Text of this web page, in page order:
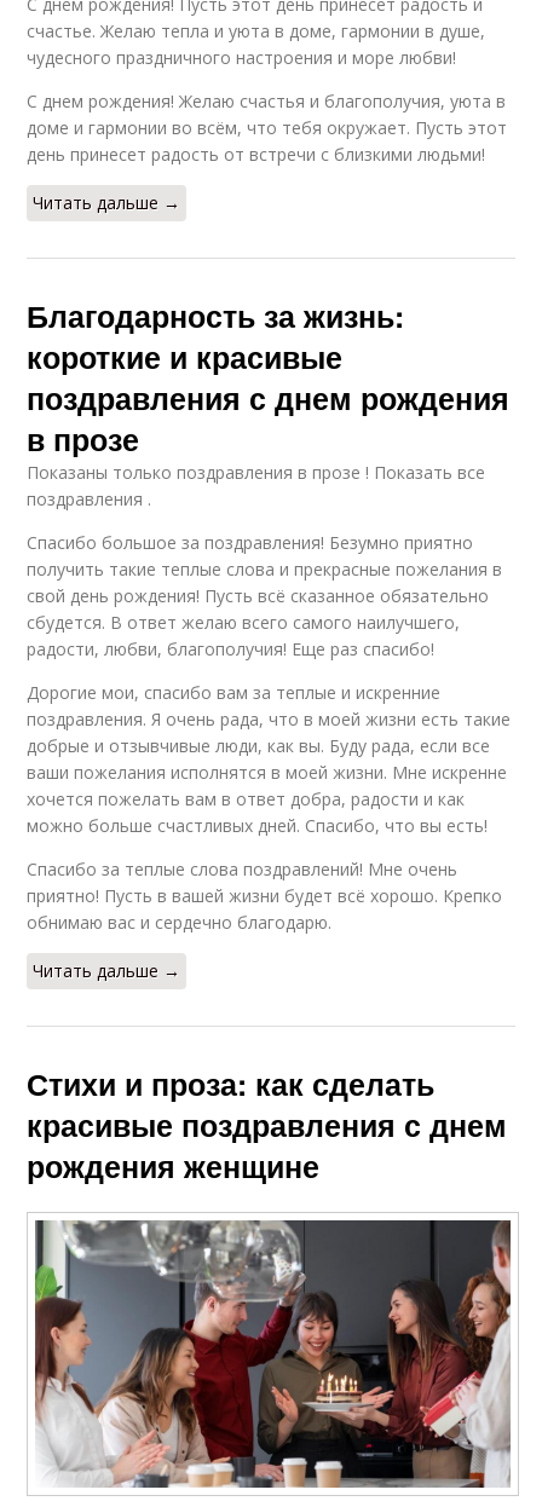
С днем рождения! Пусть этот день принесет радость и
счастье. Желаю тепла и уюта в доме, гармонии в душе,
чудесного праздничного настроения и море любви!
С днем рождения! Желаю счастья и благополучия, уюта в
доме и гармонии во всём, что тебя окружает. Пусть этот
день принесет радость от встречи с близкими людьми!
Читать дальше →
Благодарность за жизнь:
короткие и красивые
поздравления с днем рождения
в прозе
Показаны только поздравления в прозе ! Показать все
поздравления .
Спасибо большое за поздравления! Безумно приятно
получить такие теплые слова и прекрасные пожелания в
свой день рождения! Пусть всё сказанное обязательно
сбудется. В ответ желаю всего самого наилучшего,
радости, любви, благополучия! Еще раз спасибо!
Дорогие мои, спасибо вам за теплые и искренние
поздравления. Я очень рада, что в моей жизни есть такие
добрые и отзывчивые люди, как вы. Буду рада, если все
ваши пожелания исполнятся в моей жизни. Мне искренне
хочется пожелать вам в ответ добра, радости и как
можно больше счастливых дней. Спасибо, что вы есть!
Спасибо за теплые слова поздравлений! Мне очень
приятно! Пусть в вашей жизни будет всё хорошо. Крепко
обнимаю вас и сердечно благодарю.
Читать дальше →
Стихи и проза: как сделать
красивые поздравления с днем
рождения женщине